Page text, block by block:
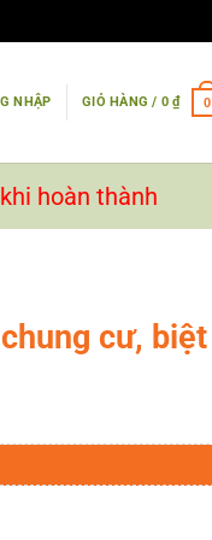
NHẬP GIỎ HÀNG / 0₫ 0
hoàn thành
cư, biệt